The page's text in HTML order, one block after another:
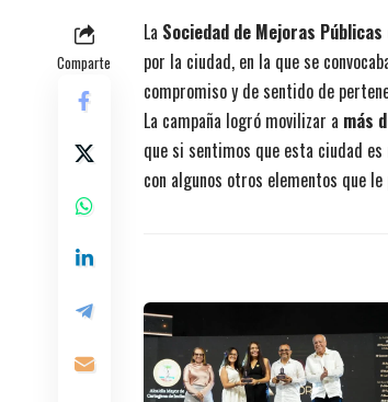
Comparte
La Sociedad de Mejoras
por la ciudad, en la que se
compromiso y de sentido de
La campaña logró movilizar a más
que si sentimos que esta ciudad
con algunos otros elementos que